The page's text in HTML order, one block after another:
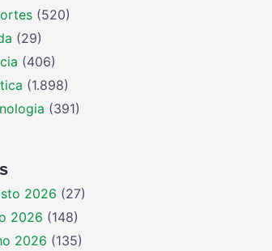
(520)
(29)
(406)
(1.898)
(391)
2026 (27)
2026 (148)
2026 (135)